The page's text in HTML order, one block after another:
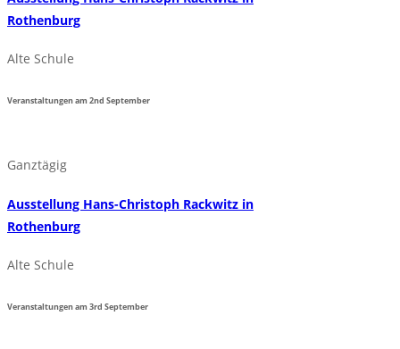
Rothenburg
Alte Schule
Veranstaltungen am2nd September
Ganztägig
Ausstellung Hans-Christoph Rackwitz in
Rothenburg
Alte Schule
Veranstaltungen am3rd September